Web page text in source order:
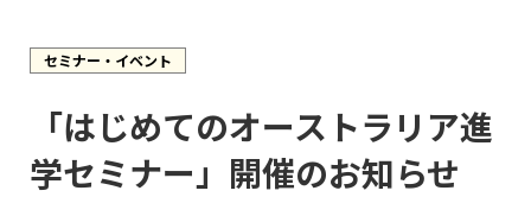
セミナー・イベント
「はじめてのオーストラリア進
学セミナー」開催のお知らせ